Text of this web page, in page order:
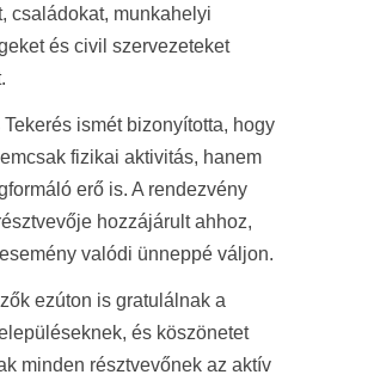
családokat, munkahelyi
és civil szervezeteket
ismét bizonyította, hogy
fizikai aktivitás, hanem
erő is. A rendezvény
hozzájárult ahhoz,
valódi ünneppé váljon.
ezúton is gratulálnak a
és köszönetet
minden résztvevőnek az aktív